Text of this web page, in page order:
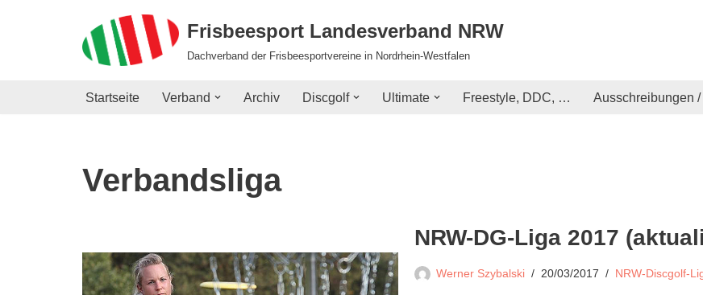
Frisbeesport Landesverband NRW
Dachverband der Frisbeesportvereine in Nordrhein-Westfalen
Startseite Verband Archiv Discgolf Ultimate Freestyle, DDC, … Ausschreibungen
Verbandsliga
NRW-DG-Liga 2017
Werner Szybalski 20/03/2017 NRW-Discgolf-